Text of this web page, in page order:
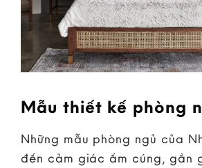
Mẫu thiết kế phòng
Những mẫu phòng ngủ của
đến cảm giác ấm cúng, gần